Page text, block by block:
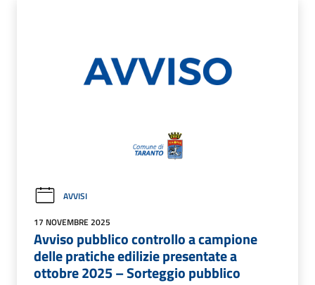
AVVISI
17 NOVEMBRE 2025
Avviso pubblico controllo a campione
delle pratiche edilizie presentate a
ottobre 2025 – Sorteggio pubblico